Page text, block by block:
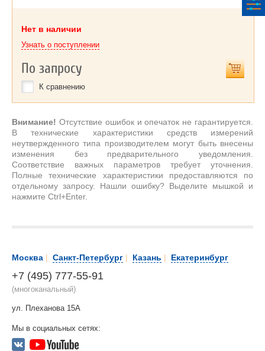
Нет в наличии
Узнать о поступлении
По запросу
К сравнению
Внимание! Отсутствие ошибок и опечаток не гарантируется.
В технические характеристики средств измерений
неутвержденного типа производителем могут быть внесены
изменения без предварительного уведомления.
Соответствие важных параметров требует уточнения.
Полные технические характеристики предоставляются по
отдельному запросу. Нашли ошибку? Выделите мышкой и
нажмите Ctrl+Enter.
Москва | Санкт-Петербург | Казань | Екатеринбург
+7 (495) 777-55-91
(многоканальный)
ул. Плеханова 15А
Мы в социальных сетях: